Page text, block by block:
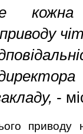
-
приводу